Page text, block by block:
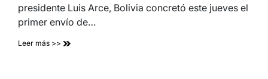
presidente Luis Arce, Bolivia concretó este jueves el
primer envío de…
Leer más >>